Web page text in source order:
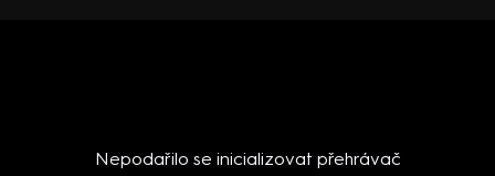
Nepodařilo se inicializovat přehrávač